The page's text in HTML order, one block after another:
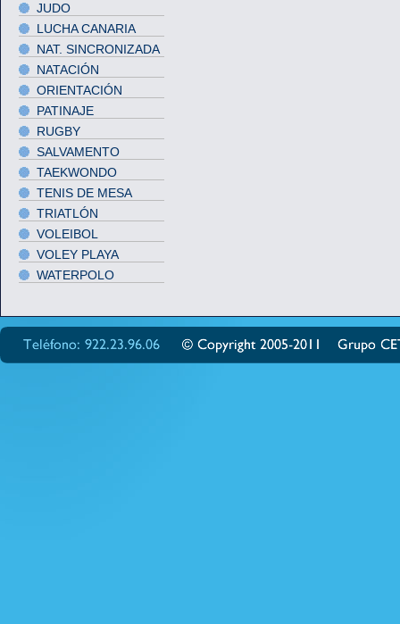
JUDO
LUCHA CANARIA
NAT. SINCRONIZADA
NATACIÓN
ORIENTACIÓN
PATINAJE
RUGBY
SALVAMENTO
TAEKWONDO
TENIS DE MESA
TRIATLÓN
VOLEIBOL
VOLEY PLAYA
WATERPOLO